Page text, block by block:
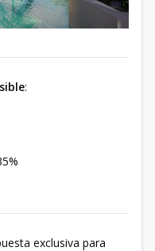
:
exclusiva para